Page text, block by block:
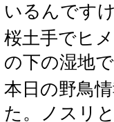
いるんです
桜土手でヒ
の下の湿地
本日の野鳥
た。ノスリ